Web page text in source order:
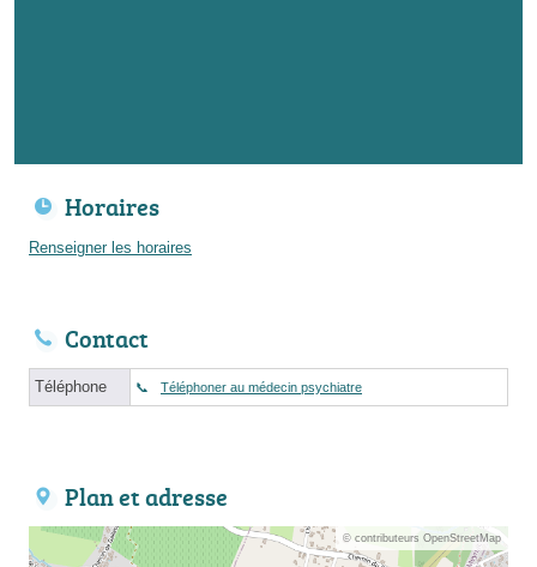
Horaires
Renseigner les horaires
Contact
Téléphone Téléphoner au médecin psychiatre
Plan et adresse
© contributeurs OpenStreetMap